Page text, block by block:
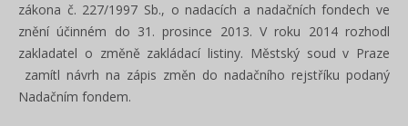
zákona č. 227/1997 Sb., o nadacích a nadačních fondech ve
znění účinném do 31. prosince 2013. V roku 2014 rozhodl
zakladatel o změně zakládací listiny. Městský soud v Praze
zamítl návrh na zápis změn do nadačního rejstříku podaný
Nadačním fondem.